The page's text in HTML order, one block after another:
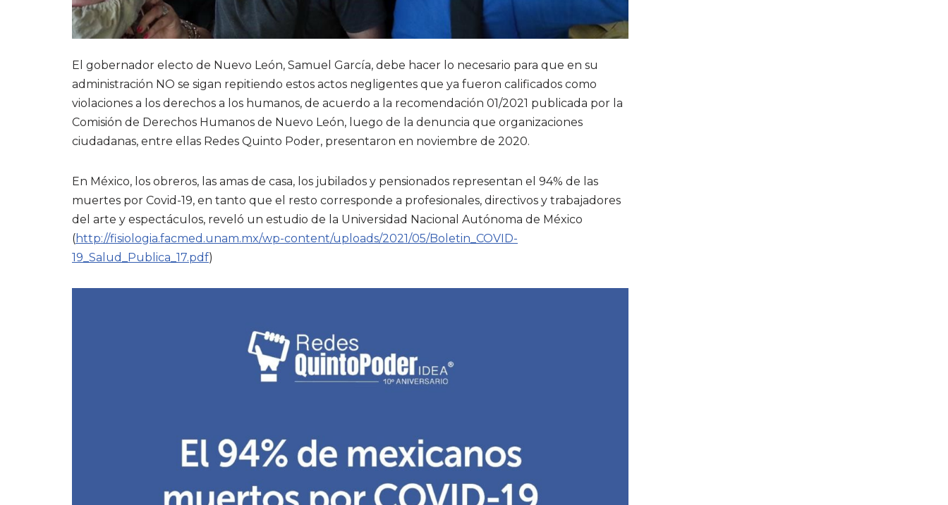
El gobernador electo de Nuevo León, Samuel García, debe hacer lo necesario para que en su
administración NO se sigan repitiendo estos actos negligentes que ya fueron calificados como
violaciones a los derechos a los humanos, de acuerdo a la recomendación 01/2021 publicada por la
Comisión de Derechos Humanos de Nuevo León, luego de la denuncia que organizaciones
ciudadanas, entre ellas Redes Quinto Poder, presentaron en noviembre de 2020.
En México, los obreros, las amas de casa, los jubilados y pensionados representan el 94% de las
muertes por Covid-19, en tanto que el resto corresponde a profesionales, directivos y trabajadores
del arte y espectáculos, reveló un estudio de la Universidad Nacional Autónoma de México
(http://fisiologia.facmed.unam.mx/wp-content/uploads/2021/05/Boletin_COVID-
19_Salud_Publica_17.pdf)